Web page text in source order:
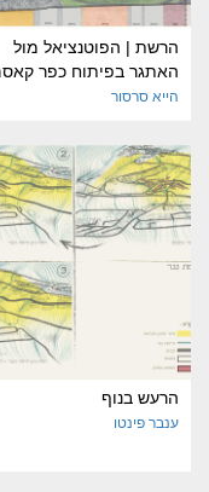
הרשת | הפוטנציאל מול
האתגר בפיתוח כפר
הייא סרסור
הרעש בנוף
ענבר פינטו